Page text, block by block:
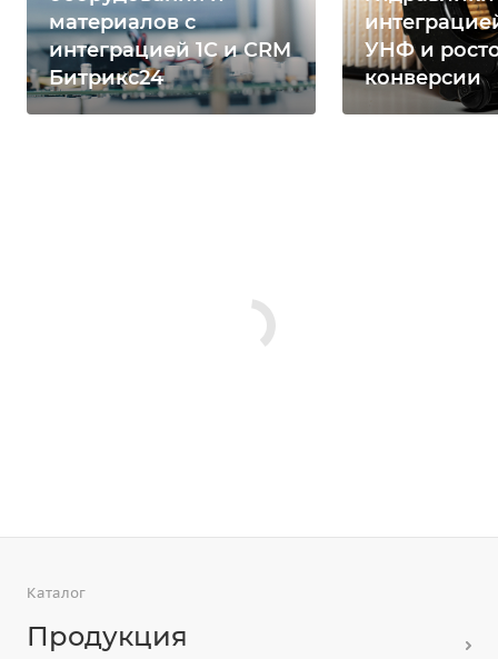
материалов с
интеграцией 1С и CRM
Битрикс24
УНФ и
конверсии
Каталог
Продукция